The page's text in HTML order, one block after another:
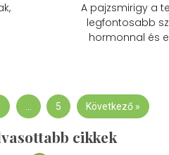
A pajzsmirigy a
legfontosabb
hormonnal és
5 Következő »
cikkek